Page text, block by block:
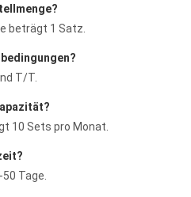
beträgt 1 Satz.
T/T.
10 Sets pro Monat.
Tage.